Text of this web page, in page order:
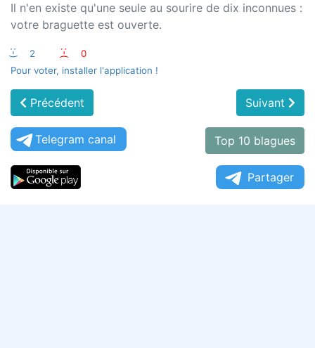
Il n'en existe qu'une seule au sourire de dix inconnues :
votre braguette est ouverte.
:-) 2 :-(
0
Pour voter, installer l'application !
Précédent Suivant
Telegram canal Top 10 blagues
Partager